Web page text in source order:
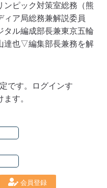
ンピック対策室総務（熊
ア局総務兼解説委員
タル編成部長兼東京五輪
達也▽編集部長兼務を解
です。ログインす
す。
会員登録